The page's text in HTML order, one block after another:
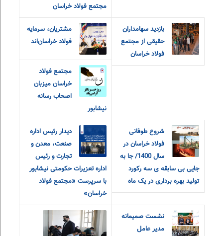
مجتمع فولاد خراسان
بازدید سهامداران
حقیقی از مجتمع
فولاد خراسان
مشتریان، سرمایه
فولاد خراسان‌اند
مجتمع فولاد
خراسان میزبان
اصحاب رسانه
نیشابور
شروع طوفانی
فولاد خراسان در
سال 1400/ جا به
جایی بی سابقه ی سه رکورد
تولید بهره برداری در یک ماه
دیدار رئیس اداره
صنعت، معدن و
تجارت و رئیس
اداره تعزیرات حکومتی نیشابور
با سرپرست «مجتمع فولاد
خراسان»
نشست صمیمانه
مدیر عامل